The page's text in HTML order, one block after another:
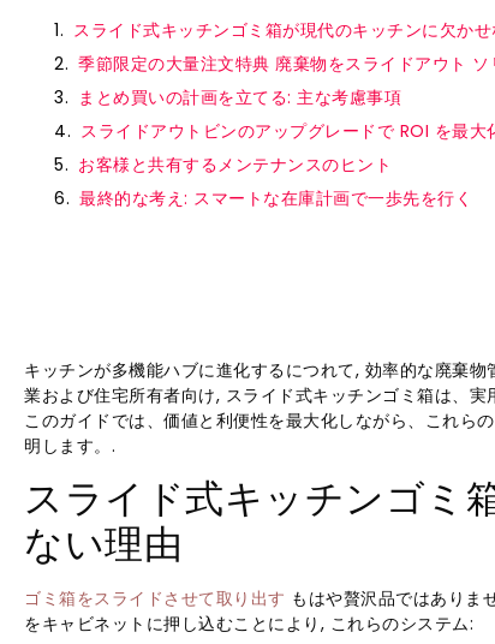
スライド式キッチンゴミ箱が現代のキッチンに欠か
季節限定の大量注文特典 廃棄物をスライドアウト ソ
まとめ買いの計画を立てる: 主な考慮事項
スライドアウトビンのアップグレードで ROI を最大
お客様と共有するメンテナンスのヒント
最終的な考え: スマートな在庫計画で一歩先を行く
キッチンが多機能ハブに進化するにつれて, 効率的な廃棄
業および住宅所有者向け, スライド式キッチンゴミ箱は、
このガイドでは、価値と利便性を最大化しながら、これら
明します。.
スライド式キッチンゴミ
ない理由
ゴミ箱をスライドさせて取り出す もはや贅沢品ではありま
をキャビネットに押し込むことにより, これらのシステム: